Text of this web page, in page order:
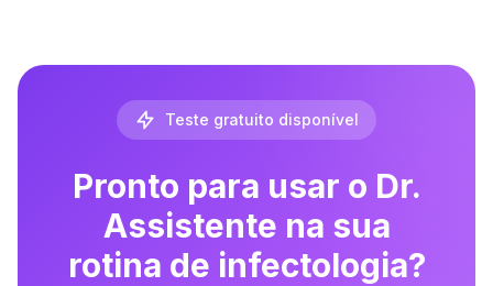
Teste gratuito disponível
Pronto para usar o Dr.
Assistente na sua
rotina de infectologia?